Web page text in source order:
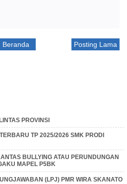
Posting Lama
Beranda
PROVINSI
TP 2025/2026 SMK PRODI
BULLYING ATAU PERUNDUNGAN
MAPEL P5BK
(LPJ) PMR WIRA SKANATO